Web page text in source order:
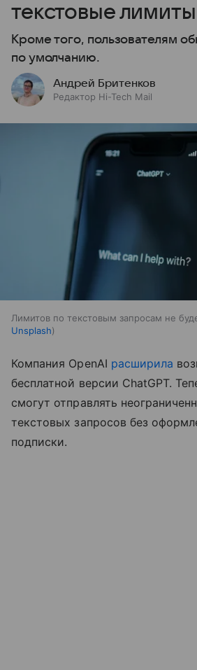
текстовые лимиты
Кроме того, пользователям
по умолчанию.
Андрей Бритенков
Редактор Hi-Tech Mail
Лимитов по текстовым запросам не
Unsplash
Компания OpenAI расширила
бесплатной версии ChatGPT.
смогут отправлять
текстовых запросов без
подписки.